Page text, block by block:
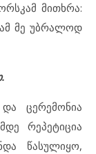
მითხრა:
მე უბრალოდ
ცერემონია
რეპეტიცია
წასულიყო,